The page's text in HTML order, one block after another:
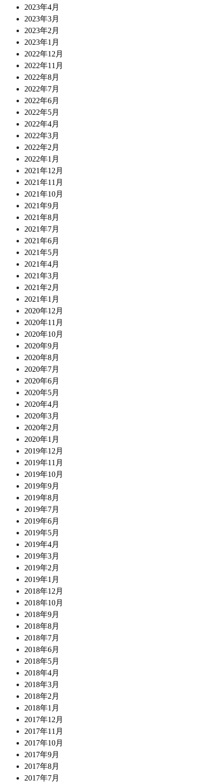
2023年4月
2023年3月
2023年2月
2023年1月
2022年12月
2022年11月
2022年8月
2022年7月
2022年6月
2022年5月
2022年4月
2022年3月
2022年2月
2022年1月
2021年12月
2021年11月
2021年10月
2021年9月
2021年8月
2021年7月
2021年6月
2021年5月
2021年4月
2021年3月
2021年2月
2021年1月
2020年12月
2020年11月
2020年10月
2020年9月
2020年8月
2020年7月
2020年6月
2020年5月
2020年4月
2020年3月
2020年2月
2020年1月
2019年12月
2019年11月
2019年10月
2019年9月
2019年8月
2019年7月
2019年6月
2019年5月
2019年4月
2019年3月
2019年2月
2019年1月
2018年12月
2018年10月
2018年9月
2018年8月
2018年7月
2018年6月
2018年5月
2018年4月
2018年3月
2018年2月
2018年1月
2017年12月
2017年11月
2017年10月
2017年9月
2017年8月
2017年7月